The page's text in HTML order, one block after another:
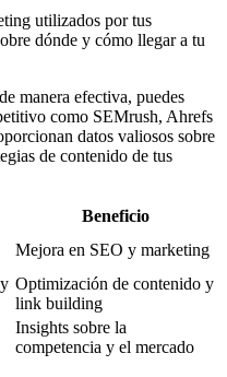
utilizados por tus
dónde y cómo llegar a tu
manera efectiva, puedes
como SEMrush, Ahrefs
datos valiosos sobre
de contenido de tus
Beneficio
Mejora en SEO y marketing
Optimización de contenido y
link building
Insights sobre la
competencia y el mercado